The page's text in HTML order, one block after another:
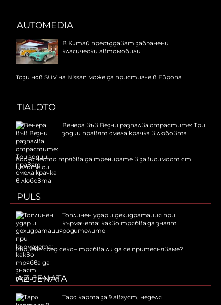
AUTOMEDIA
В Китай пресъздават забранени
класически автомобили
Този нов SUV на Nissan може да пристигне в Европа
TIALOTO
Венера във Везни разпалва страстите: Три
зодии правят смела крачка в любовта
Колко често трябва да тренирате в зависимост от
целите си
PULS
Топлинен удар и дехидратация при
кърмачета: какво трябва да знаят
родителите
Кървене след секс – трябва ли да се притесняваме?
AZ-JENATA
Таро карта за 9 август, неделя